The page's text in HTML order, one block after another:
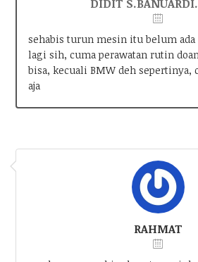
DIDIT
sehabis turun mesin itu belum ada
lagi sih, cuma perawatan rutin
bisa, kecuali BMW deh sepertinya,
aja
RAHMAT